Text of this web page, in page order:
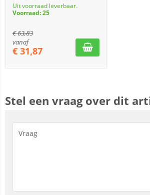
Uit voorraad leverbaar.
Voorraad: 25
€63,83
vanaf
€ 31,87
Stel een vraag over dit